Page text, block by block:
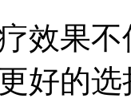
效果
好的